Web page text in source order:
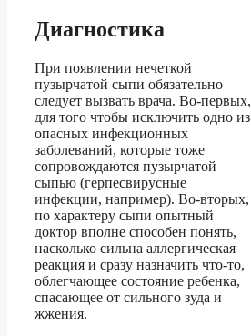
Диагностика
При появлении нечеткой
пузырчатой сыпи обязательно
следует вызвать врача. Во-первых,
для того чтобы исключить одно из
опасных инфекционных
заболеваний, которые тоже
сопровождаются пузырчатой
сыпью (герпесвирусные
инфекции, например). Во-вторых,
по характеру сыпи опытный
доктор вполне способен понять,
насколько сильна аллергическая
реакция и сразу назначить что-то,
облегчающее состояние ребенка,
спасающее от сильного зуда и
жжения.